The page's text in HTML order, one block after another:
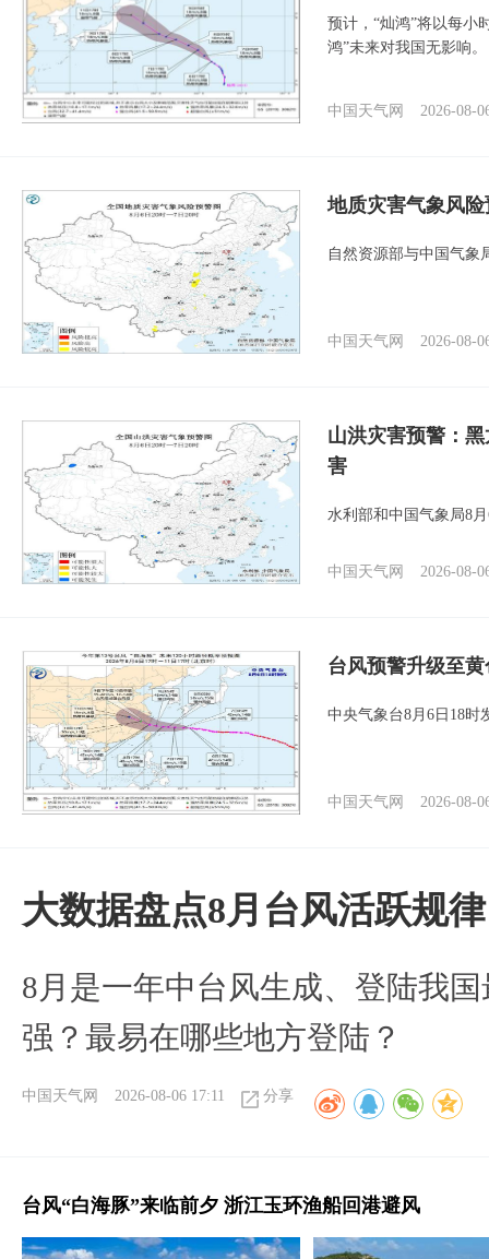
预计，“灿鸿”将以每小
鸿”未来对我国无影响。
中国天气网 2026-08-
地质灾害气象风
自然资源部与中国气象
中国天气网 2026-08-
山洪灾害预警：
害
水利部和中国气象局8
中国天气网 2026-08-
台风预警升级至
中央气象台8月6日18时
中国天气网 2026-08-
大数据盘点8月台风活跃规律
8月是一年中台风生成、登陆我
强？最易在哪些地方登陆？
中国天气网 2026-08-06 17:11 分享
台风“白海豚”来临前夕 浙江玉环渔船回港避风